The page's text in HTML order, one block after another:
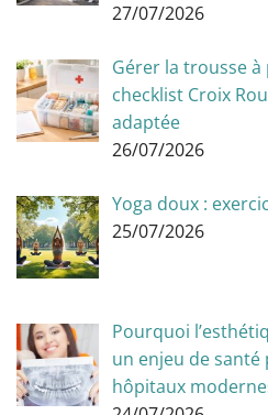
27/07/2026
Gérer la trousse
checklist Croix
adaptée
26/07/2026
Yoga doux :
25/07/2026
Pourquoi
un enjeu de santé
hôpitaux